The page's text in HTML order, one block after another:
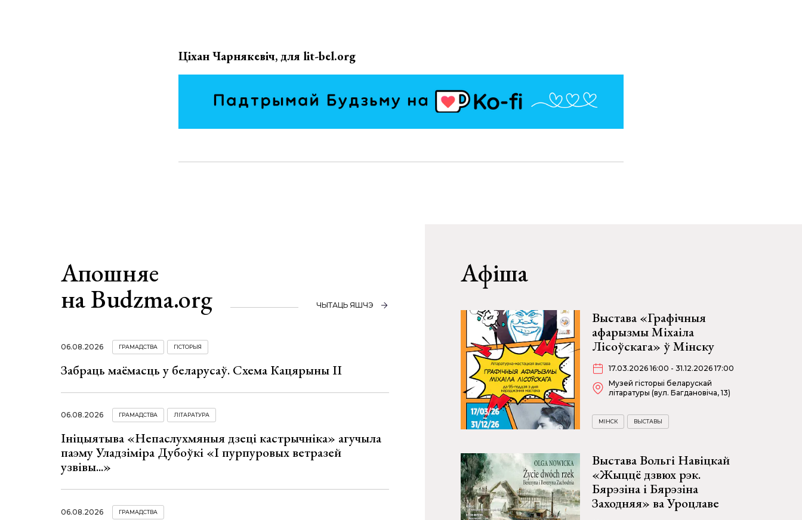
Ціхан Чарнякевіч, для lit-bel.org
Апошняе
на Budzma.org
ЧЫТАЦЬ ЯШЧЭ
06.08.2026 ГРАМАДСТВА ГІСТОРЫЯ
Забраць маёмасць у беларусаў. Схема Кацярыны ІІ
06.08.2026 ГРАМАДСТВА ЛІТАРАТУРА
Ініцыятыва «Непаслухмяныя дзеці кастрычніка» агучыла
паэму Уладзіміра Дубоўкі «І пурпуровых ветразей
узвівы...»
06.08.2026 ГРАМАДСТВА
Афіша
Выстава «Графічныя
афарызмы Міхаіла
Лісоўскага» ў Мінску
17.03.2026 16:00 - 31.12.2026 17:00
Музей гісторыі беларускай
літаратуры (вул. Багдановіча, 13)
МІНСК ВЫСТАВЫ
Выстава Вольгі Навіцкай
«Жыццё дзвюх рэк.
Бярэзіна і Бярэзіна
Заходняя» ва Уроцлаве